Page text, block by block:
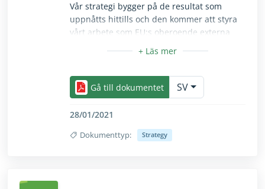
Vår strategi bygger på de resultat som
uppnåtts hittills och den kommer att styra
vårt arbete som EU:s oberoende externa
revisor fram till 2025.
bidra till ett mer motståndskraftigt, hållbart
och rättvist EU med de utmaningar som EU
I vår strategi för 2021–2025 beskriver vi hur
vi avser att uppnå detta med hjälp av tre
Gå till dokumentet
SV
28/01/2021
Dokumenttyp: Strategy